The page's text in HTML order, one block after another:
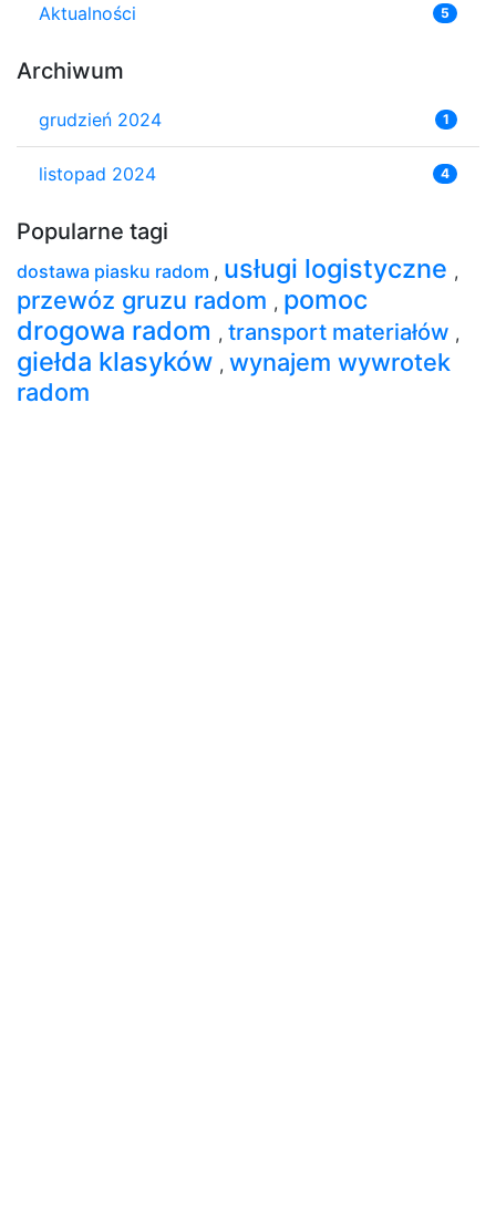
Aktualności 5
Archiwum
grudzień 2024 1
listopad 2024 4
Popularne tagi
dostawa piasku radom , usługi logistyczne ,
przewóz gruzu radom , pomoc
drogowa radom , transport materiałów ,
giełda klasyków , wynajem wywrotek
radom